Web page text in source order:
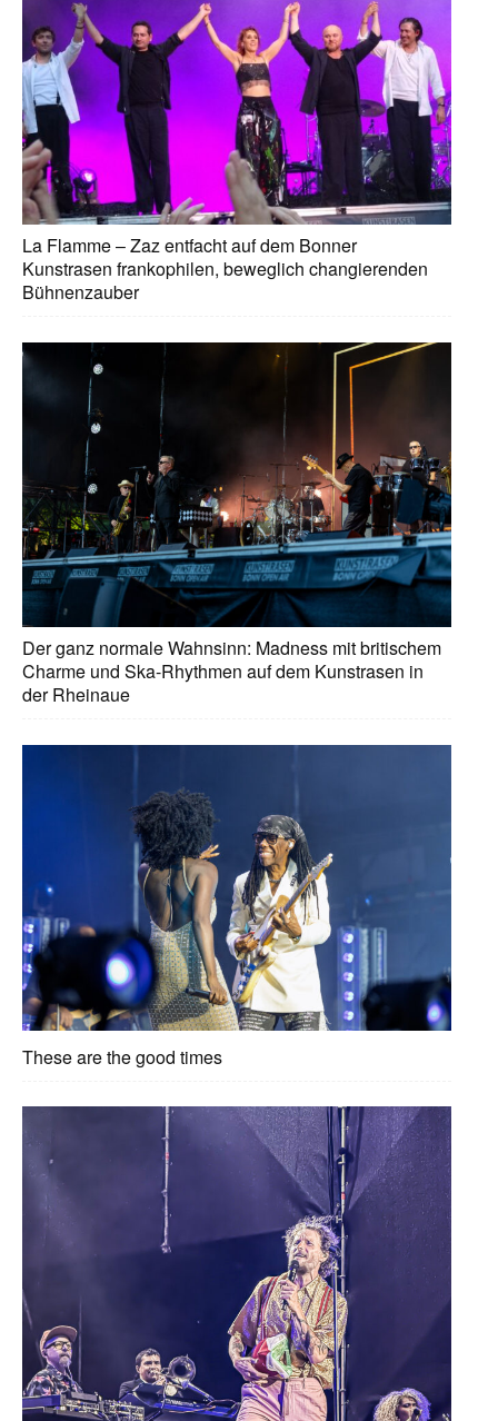
La Flamme – Zaz entfacht auf dem Bonner
Kunstrasen frankophilen, beweglich changierenden
Bühnenzauber
Der ganz normale Wahnsinn: Madness mit britischem
Charme und Ska-Rhythmen auf dem Kunstrasen in
der Rheinaue
These are the good times